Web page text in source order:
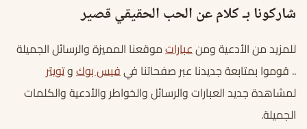
شاركونا بـ كلام عن الحب الحقيقي قصير
للمزيد من الأدعية ومنعباراتموقعنا المميزة والرسائل الجميلة
.. قوموا بمتابعة جديدنا عبر صفحاتنا فيفيس بوكوتويتر
لمشاهدة جديد العبارات والرسائل والخواطر والأدعية والكلمات
الجميلة.